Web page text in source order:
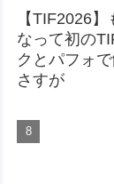
【TIF2026
なって初の
クとパフォ
さすが